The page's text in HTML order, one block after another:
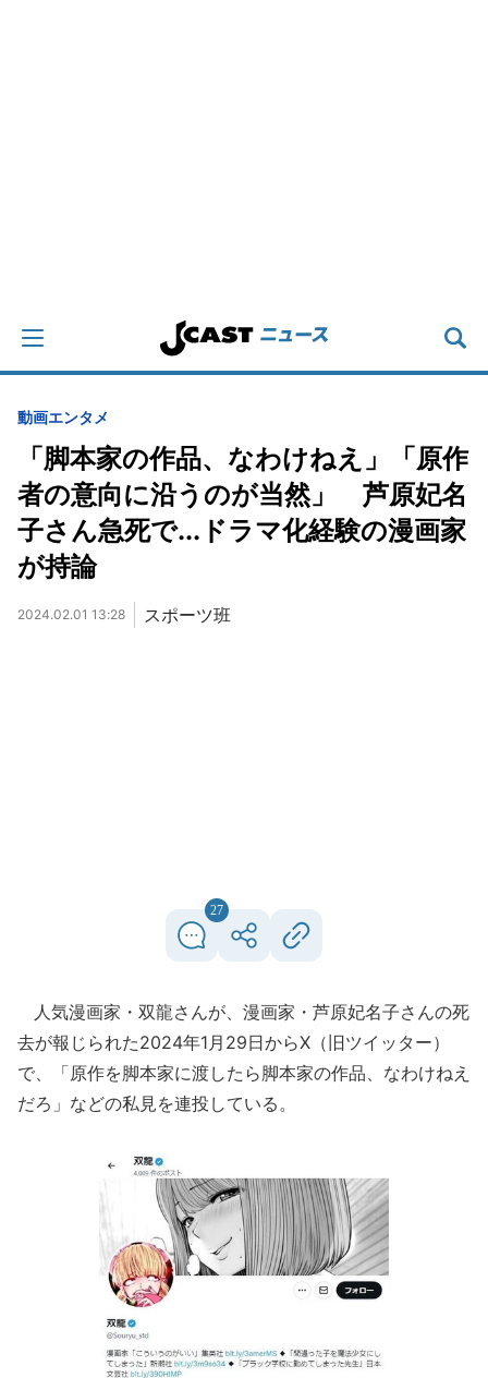
動画エンタメ
「脚本家の作品、なわけねえ」「原作
者の意向に沿うのが当然」 芦原妃名
子さん急死で...ドラマ化経験の漫画家
が持論
2024.02.01 13:28 スポーツ班
27
人気漫画家・双龍さんが、漫画家・芦原妃名子さんの死
去が報じられた2024年1月29日からX（旧ツイッター）
で、「原作を脚本家に渡したら脚本家の作品、なわけねえ
だろ」などの私見を連投している。